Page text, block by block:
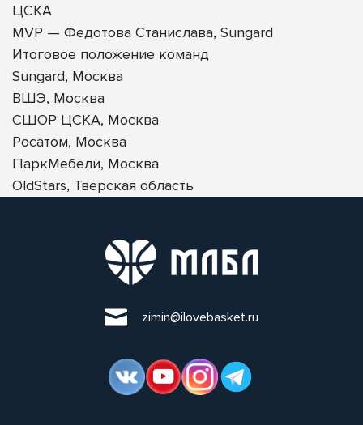
ЦСКА
MVP — Федотова Станислава, Sungard
Итоговое положение команд
Sungard, Москва
ВШЭ, Москва
СШОР ЦСКА, Москва
Росатом, Москва
ПаркМебели, Москва
OldStars, Тверская область
zimin@ilovebasket.ru